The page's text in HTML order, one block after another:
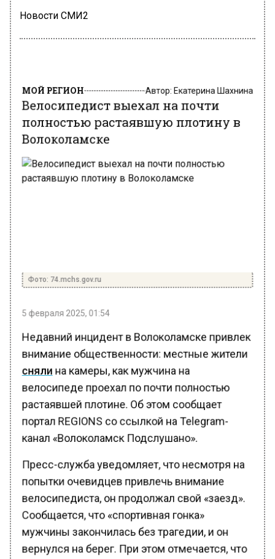
Новости СМИ2
Велосипедист выехал на почти
полностью растаявшую плотину в
Волоколамске
Недавний инцидент в Волоколамске привлек
внимание общественности: местные жители
велосипеде проехал по почти полностью
растаявшей плотине. Об этом сообщает
портал REGIONS со ссылкой на Telegram-
канал «Волоколамск Подслушано».
Пресс-служба уведомляет, что несмотря на
попытки очевидцев привлечь внимание
велосипедиста, он продолжал свой «заезд».
Сообщается, что «спортивная гонка»
мужчины закончилась без трагедии, и он
вернулся на берег. При этом отмечается, что